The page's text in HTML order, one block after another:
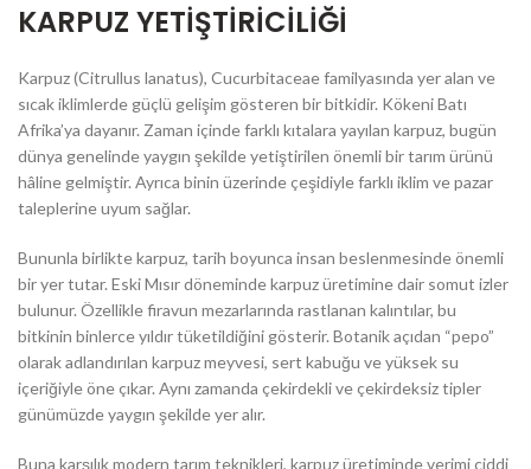
KARPUZ YETİŞTİRİCİLİĞİ
Karpuz (Citrullus lanatus), Cucurbitaceae familyasında yer alan ve
sıcak iklimlerde güçlü gelişim gösteren bir bitkidir. Kökeni Batı
Afrika’ya dayanır. Zaman içinde farklı kıtalara yayılan karpuz, bugün
dünya genelinde yaygın şekilde yetiştirilen önemli bir tarım ürünü
hâline gelmiştir. Ayrıca binin üzerinde çeşidiyle farklı iklim ve pazar
taleplerine uyum sağlar.
Bununla birlikte karpuz, tarih boyunca insan beslenmesinde önemli
bir yer tutar. Eski Mısır döneminde karpuz üretimine dair somut izler
bulunur. Özellikle firavun mezarlarında rastlanan kalıntılar, bu
bitkinin binlerce yıldır tüketildiğini gösterir. Botanik açıdan “pepo”
olarak adlandırılan karpuz meyvesi, sert kabuğu ve yüksek su
içeriğiyle öne çıkar. Aynı zamanda çekirdekli ve çekirdeksiz tipler
günümüzde yaygın şekilde yer alır.
Buna karşılık modern tarım teknikleri, karpuz üretiminde verimi ciddi